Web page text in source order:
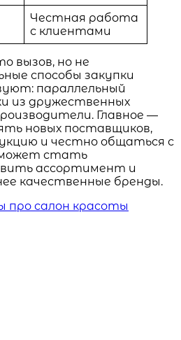
Честная работа
с клиентами
вызов, но не
способы закупки
параллельный
из дружественных
Главное —
новых поставщиков,
и честно общаться с
может стать
ассортимент и
качественные бренды.
про салон красоты